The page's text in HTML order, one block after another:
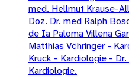
med. Hellmut Krause-
Doz. Dr. med Ralph
de Ia Paloma Villena
Matthias Vöhringer -
Kruck - Kardiologie -
Kardiologie.